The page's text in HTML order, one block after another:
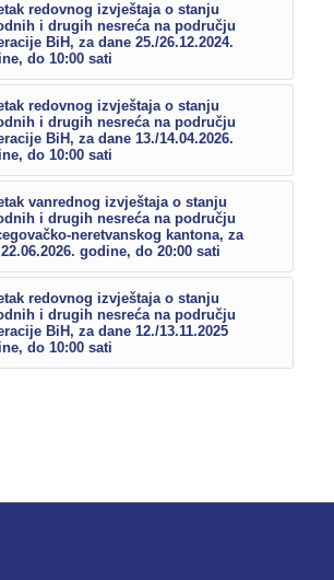
redovnog izvještaja o stanju
i drugih nesreća na području
BiH, za dane 25./26.12.2024.
do 10:00 sati
redovnog izvještaja o stanju
i drugih nesreća na području
BiH, za dane 13./14.04.2026.
do 10:00 sati
vanrednog izvještaja o stanju
i drugih nesreća na području
neretvanskog kantona, za
godine, do 20:00 sati
redovnog izvještaja o stanju
i drugih nesreća na području
BiH, za dane 12./13.11.2025
do 10:00 sati